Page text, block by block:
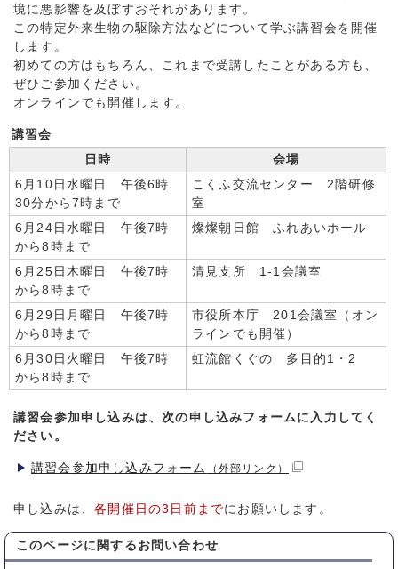
境に悪影響を及ぼすおそれがあります。
この特定外来生物の駆除方法などについて学ぶ講習会を開催
します。
初めての方はもちろん、これまで受講したことがある方も、
ぜひご参加ください。
オンラインでも開催します。
講習会
日時
会場
6月10日水曜日 午後6時
30分から7時まで
こくふ交流センター 2階研修
室
6月24日水曜日 午後7時
から8時まで
燦燦朝日館 ふれあいホール
6月25日木曜日 午後7時
から8時まで
清見支所 1-1会議室
6月29日月曜日 午後7時
から8時まで
市役所本庁 201会議室（オン
ラインでも開催）
6月30日火曜日 午後7時
から8時まで
虹流館くぐの 多目的1・2
講習会参加申し込みは、次の申し込みフォームに入力してく
ださい。
講習会参加申し込みフォーム （外部リンク）
申し込みは、各開催日の3日前までにお願いします。
このページに関する お問い合わせ